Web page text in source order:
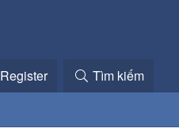
Register Tìm kiếm